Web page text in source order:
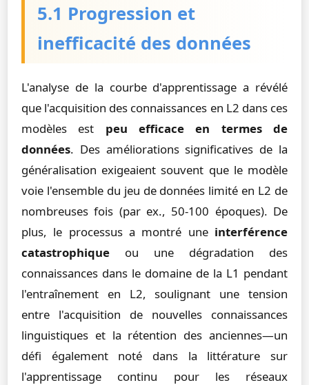
5.1 Progression et
inefficacité des données
L'analyse de la courbe d'apprentissage a révélé
que l'acquisition des connaissances en L2 dans ces
modèles est peu efficace en termes de
données. Des améliorations significatives de la
généralisation exigeaient souvent que le modèle
voie l'ensemble du jeu de données limité en L2 de
nombreuses fois (par ex., 50-100 époques). De
plus, le processus a montré une interférence
catastrophique ou une dégradation des
connaissances dans le domaine de la L1 pendant
l'entraînement en L2, soulignant une tension
entre l'acquisition de nouvelles connaissances
linguistiques et la rétention des anciennes—un
défi également noté dans la littérature sur
l'apprentissage continu pour les réseaux